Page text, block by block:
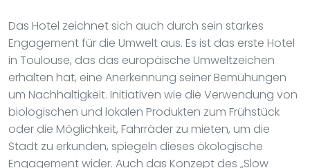
Das Hotel zeichnet sich auch durch sein starkes
Engagement für die Umwelt aus. Es ist das erste Hotel
in Toulouse, das das europäische Umweltzeichen
erhalten hat, eine Anerkennung seiner Bemühungen
um Nachhaltigkeit. Initiativen wie die Verwendung von
biologischen und lokalen Produkten zum Frühstück
oder die Möglichkeit, Fahrräder zu mieten, um die
Stadt zu erkunden, spiegeln dieses ökologische
Engagement wider. Auch das Konzept des „Slow